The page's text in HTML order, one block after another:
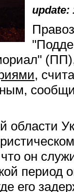
update:
(ПП),
,
области
он
период
его